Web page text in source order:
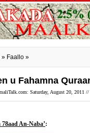
» Faallo »
u Fahamna
Saturday, August 20, 2011 //
An-Naba’: